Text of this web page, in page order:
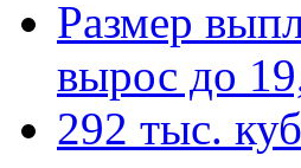
Размер
вырос до
292 тыс.